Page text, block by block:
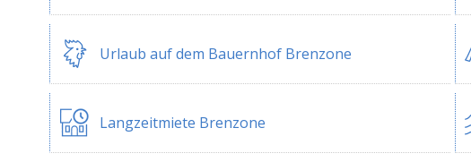
Urlaub auf dem Bauernhof Brenzone
Langzeitmiete Brenzone